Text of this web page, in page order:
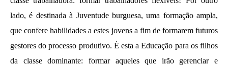
admin
lado, é destinada à Juventude burguesa, uma formação ampla,
que confere habilidades a estes jovens a fim de formarem futuros
gestores do processo produtivo. É esta a Educação para os filhos
da classe dominante: formar aqueles que irão gerenciar e